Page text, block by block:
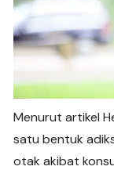
Menurut artikel
satu bentuk
otak akibat